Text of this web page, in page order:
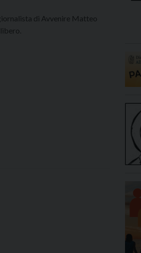
di Avvenire Matteo